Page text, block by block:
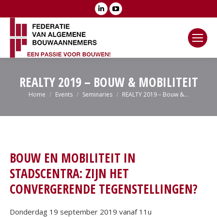
Linkedin
new
YouTube
new
REALTY 2019 – BOUW & MOBILITEIT
Je bent hier:
Home Events Seminaries REALTY 2019 – Bouw &…
BOUW EN MOBILITEIT IN
STADSCENTRA: ZIJN HET
CONVERGERENDE TEGENSTELLINGEN?
Donderdag 19 september 2019 vanaf 11u